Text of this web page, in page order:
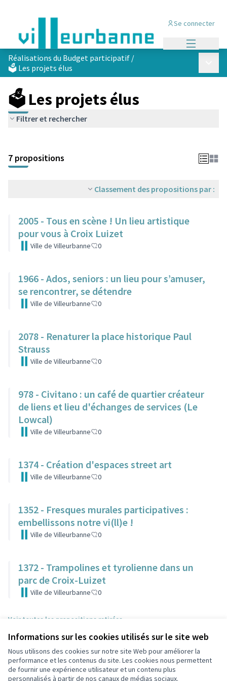
Informations sur les cookies utilisés sur le site web
Nous utilisons des cookies sur notre site Web pour améliorer la
performance et les contenus du site. Les cookies nous permettent
de fournir une expérience utilisateur et un contenu plus
personnalisés à partir de nos canaux de médias sociaux.
Se connecter
Réalisations du Budget participatif /
🗳️ Les projets élus
🗳️ Les projets élus
Filtrer et rechercher
+
−
7 propositions
Classement des propositions par :
2005 - Tous en scène ! Un lieu artistique
pour vous à Croix Luizet
Ville de Villeurbanne 0
1966 - Ados, seniors : un lieu pour s’amuser,
se rencontrer, se détendre
Ville de Villeurbanne 0
2078 - Renaturer la place historique Paul
Strauss
Ville de Villeurbanne 0
978 - Civitano : un café de quartier créateur
de liens et lieu d'échanges de services (Le
Lowcal)
Ville de Villeurbanne 0
1374 - Création d'espaces street art
Ville de Villeurbanne 0
1352 - Fresques murales participatives :
embellissons notre vi(ll)e !
Ville de Villeurbanne 0
1372 - Trampolines et tyrolienne dans un
parc de Croix-Luizet
Ville de Villeurbanne 0
Voir toutes les propositions retirées
Conditions d'utilisation
Paramètres des cookies
Participez Villeurbanne sur X
Participez Villeurbanne sur Facebook
Participez Villeurbanne sur Instagram
Participez Villeurbanne sur YouTube